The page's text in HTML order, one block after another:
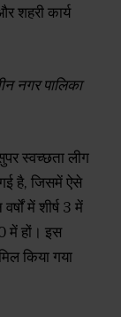
शहरी कार्य
नगर पालिका
स्वच्छता लीग
है, जिसमें ऐसे
में शीर्ष 3 में
में हों। इस
किया गया